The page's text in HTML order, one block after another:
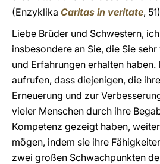
(Enzyklika Caritas in veritate,
Liebe Brüder und Schwestern,
insbesondere an Sie, die Sie
und Erfahrungen erhalten haben.
aufrufen, dass diejenigen, die
Erneuerung und zur
vieler Menschen durch ihre
Kompetenz gezeigt haben,
mögen, indem sie ihre
zwei großen Schwachpunkten